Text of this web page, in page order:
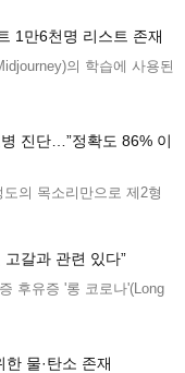
1만6천명 리스트 존재
의 학습에 사용된
진단…”정확도 86% 이
의 목소리만으로 제2형
갈과 관련 있다”
후유증 '롱 코로나'(Long
한 물·탄소 존재